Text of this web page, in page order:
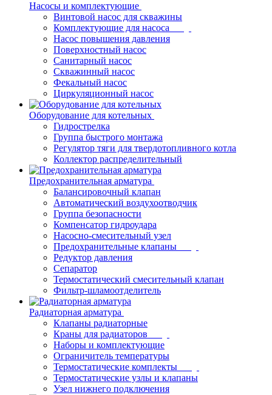
Насосы и комплектующие
Винтовой насос для скважины
Комплектующие для насоса
Насос повышения давления
Поверхностный насос
Санитарный насос
Скважинный насос
Фекальный насос
Циркуляционный насос
Оборудование для котельных
Гидрострелка
Группа быстрого монтажа
Регулятор тяги для твердотопливного котла
Коллектор распределительный
Предохранительная арматура
Балансировочный клапан
Автоматический воздухоотводчик
Группа безопасности
Компенсатор гидроудара
Насосно-смесительный узел
Предохранительные клапаны
Редуктор давления
Сепаратор
Термостатический смесительный клапан
Фильтр-шламоотделитель
Радиаторная арматура
Клапаны радиаторные
Краны для радиаторов
Наборы и комплектующие
Ограничитель температуры
Термостатические комплекты
Термостатические узлы и клапаны
Узел нижнего подключения